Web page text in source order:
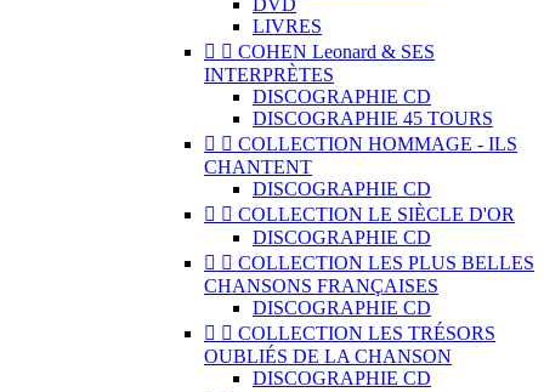
DVD
LIVRES
  COHEN Leonard & SES
INTERPRÈTES
DISCOGRAPHIE CD
DISCOGRAPHIE 45 TOURS
  COLLECTION HOMMAGE - ILS
CHANTENT
DISCOGRAPHIE CD
  COLLECTION LE SIÈCLE D'OR
DISCOGRAPHIE CD
  COLLECTION LES PLUS BELLES
CHANSONS FRANÇAISES
DISCOGRAPHIE CD
  COLLECTION LES TRÉSORS
OUBLIÉS DE LA CHANSON
DISCOGRAPHIE CD